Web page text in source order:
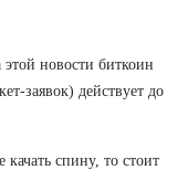
новости биткоин
заявок) действует до
спину, то стоит